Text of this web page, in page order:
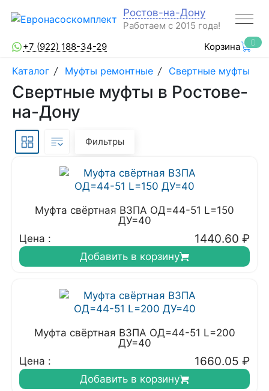
Ростов-на-Дону
Работаем с 2015 года!
+7 (922) 188-34-29
Корзина 0
Каталог / Муфты ремонтные / Свертные муфты
Свертные муфты в Ростове-
на-Дону
Фильтры
Муфта свёртная ВЗПА ОД=44-51 L=150
ДУ=40
Цена :
1440.60 ₽
Добавить в корзину
Муфта свёртная ВЗПА ОД=44-51 L=200
ДУ=40
Цена :
1660.05 ₽
Добавить в корзину